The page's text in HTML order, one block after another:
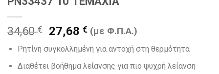
34,60€
Original
price
was:
34,60 €.
27,68€Η
τρέχουσα
τιμή
είναι:
(με Φ.Π.Α.)
Ρητίνη συγκολλημένη για αντοχή στη θερμότητα
Διαθέτει βοήθημα λείανσης για πιο ψυχρή λείανση